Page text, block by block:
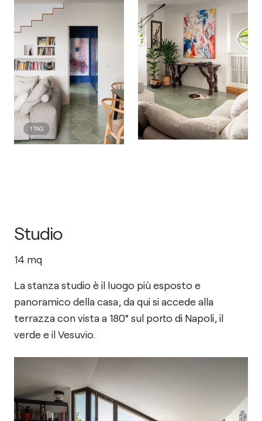
1 TAG
Studio
14 mq
La stanza studio è il luogo più esposto e
panoramico della casa, da qui si accede alla
terrazza con vista a 180° sul porto di Napoli, il
verde e il Vesuvio.